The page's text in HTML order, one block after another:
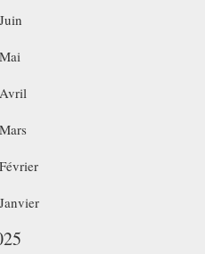
Juin
Mai
Avril
Mars
Février
Janvier